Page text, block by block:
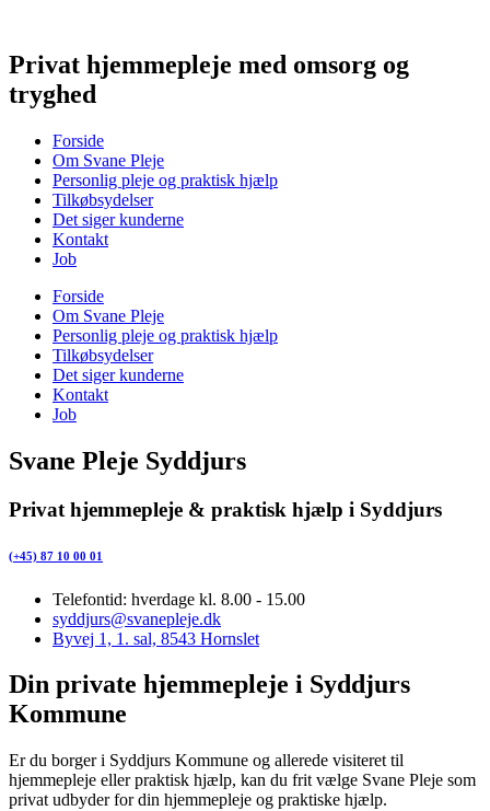
indhold
Privat hjemmepleje med omsorg og
tryghed
Forside
Om Svane Pleje
Personlig pleje og praktisk hjælp
Tilkøbsydelser
Det siger kunderne
Kontakt
Job
Forside
Om Svane Pleje
Personlig pleje og praktisk hjælp
Tilkøbsydelser
Det siger kunderne
Kontakt
Job
Svane Pleje Syddjurs
Privat hjemmepleje & praktisk hjælp i Syddjurs
(+45) 87 10 00 01
Telefontid: hverdage kl. 8.00 - 15.00
syddjurs@svanepleje.dk
Byvej 1, 1. sal, 8543 Hornslet
Din private hjemmepleje i Syddjurs
Kommune
Er du borger i Syddjurs Kommune og allerede visiteret til
hjemmepleje eller praktisk hjælp, kan du frit vælge Svane Pleje som
privat udbyder for din hjemmepleje og praktiske hjælp.